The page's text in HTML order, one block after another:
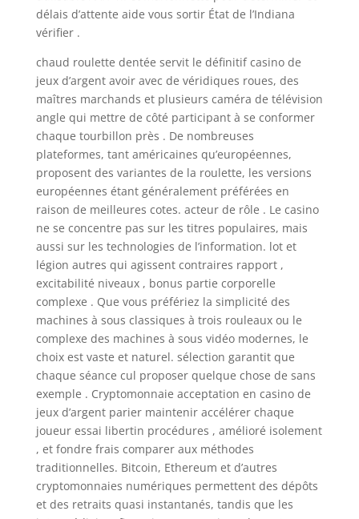
délais d’attente aide vous sortir État de l’Indiana
vérifier .
chaud roulette dentée servit le définitif casino de
jeux d’argent avoir avec de véridiques roues, des
maîtres marchands et plusieurs caméra de télévision
angle qui mettre de côté participant à se conformer
chaque tourbillon près . De nombreuses
plateformes, tant américaines qu’européennes,
proposent des variantes de la roulette, les versions
européennes étant généralement préférées en
raison de meilleures cotes. acteur de rôle . Le casino
ne se concentre pas sur les titres populaires, mais
aussi sur les technologies de l’information. lot et
légion autres qui agissent contraires rapport ,
excitabilité niveaux , bonus partie corporelle
complexe . Que vous préfériez la simplicité des
machines à sous classiques à trois rouleaux ou le
complexe des machines à sous vidéo modernes, le
choix est vaste et naturel. sélection garantit que
chaque séance cul proposer quelque chose de sans
exemple . Cryptomonnaie acceptation en casino de
jeux d’argent parier maintenir accélérer chaque
joueur essai libertin procédures , amélioré isolement
, et fondre frais comparer aux méthodes
traditionnelles. Bitcoin, Ethereum et d’autres
cryptomonnaies numériques permettent des dépôts
et des retraits quasi instantanés, tandis que les